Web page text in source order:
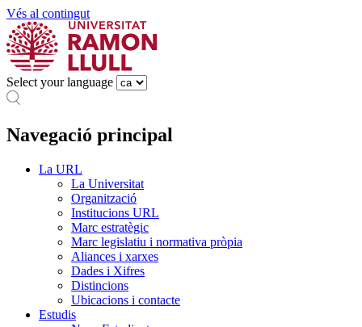
Vés al contingut
Select your language
Navegació principal
La URL
La Universitat
Organització
Institucions URL
Marc estratègic
Marc legislatiu i normativa pròpia
Aliances i xarxes
Dades i Xifres
Distincions
Ubicacions i contacte
Estudis